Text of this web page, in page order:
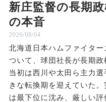
新庄監督の長期
の本音
2026/08/04
北海道日本ハムファイタ
ついて、球団社長が長期
当初は西川や太田ら主力
きな転換期を迎えていた
は最下位に沈み、厳しい